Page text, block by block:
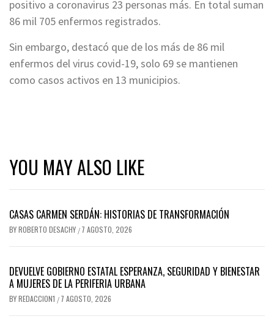
positivo a coronavirus 23 personas más. En total suman
86 mil 705 enfermos registrados.
Sin embargo, destacó que de los más de 86 mil
enfermos del virus covid-19, solo 69 se mantienen
como casos activos en 13 municipios.
YOU MAY ALSO LIKE
CASAS CARMEN SERDÁN: HISTORIAS DE TRANSFORMACIÓN
BYROBERTO DESACHY / 7 AGOSTO, 2026
DEVUELVE GOBIERNO ESTATAL ESPERANZA, SEGURIDAD Y BIENESTAR
A MUJERES DE LA PERIFERIA URBANA
BYREDACCION1 / 7 AGOSTO, 2026